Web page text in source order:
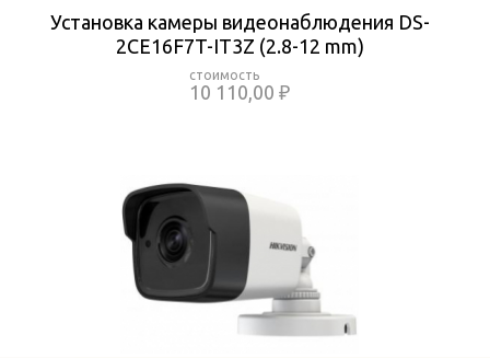
Установка камеры видеонаблюдения DS-
2CE16F7T-IT3Z (2.8-12 mm)
10 110,00 ₽